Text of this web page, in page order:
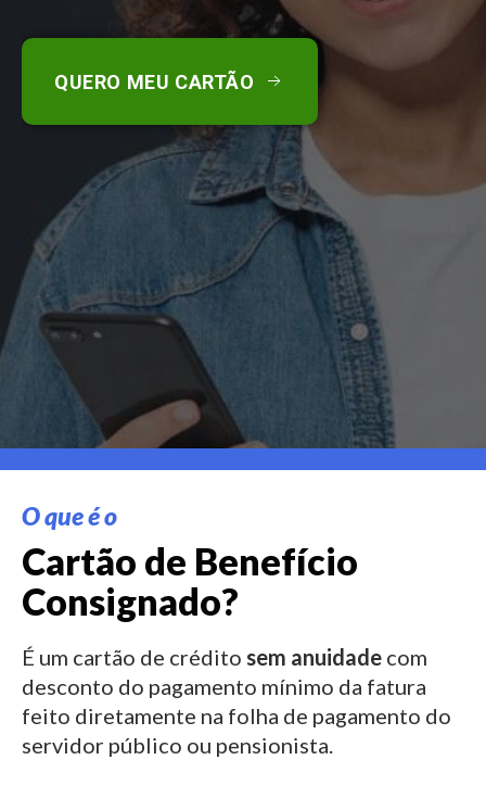
QUERO MEU CARTÃO
O que é o
Cartão de Benefício
Consignado?
É um cartão de crédito sem anuidade com
desconto do pagamento mínimo da fatura
feito diretamente na folha de pagamento do
servidor público ou pensionista.